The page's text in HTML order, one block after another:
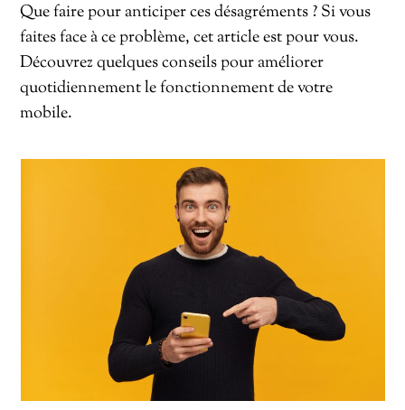
Que faire pour anticiper ces désagréments ? Si vous
faites face à ce problème, cet article est pour vous.
Découvrez quelques conseils pour améliorer
quotidiennement le fonctionnement de votre
mobile.